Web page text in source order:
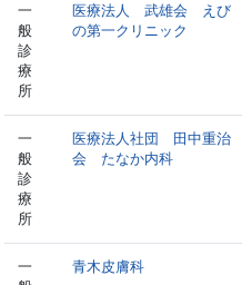
一
般
診
療
所
医療法人 武雄会 えび
の第一クリニック
一
般
診
療
所
医療法人社団 田中重治
会 たなか内科
一
青木皮膚科